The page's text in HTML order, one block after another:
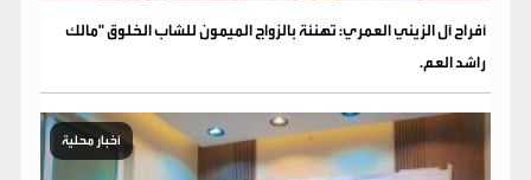
​أفراح آل الزيني العمري: تهنئة بالزواج الميمون للشاب الخلوق "مالك
راشد العم.
أخبار محلية